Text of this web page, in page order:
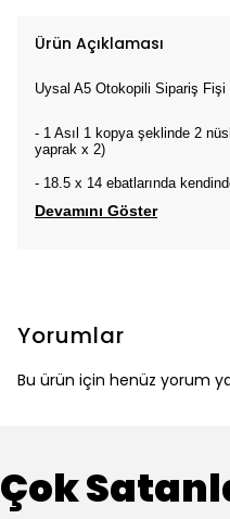
Ürün Açıklaması
Uysal A5 Otokopili Sipariş
- 1 Asıl 1 kopya şeklinde 2
yaprak x 2)
- 18.5 x 14 ebatlarında
Devamını Göster
Yorumlar
Bu ürün için henüz yorum
Çok